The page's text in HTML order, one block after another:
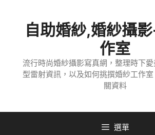
自助婚紗,婚紗攝
作室
流行時尚婚紗攝影寫真網，整理時下
型雷射資訊，以及如何挑撰婚紗工作
關資料
選單